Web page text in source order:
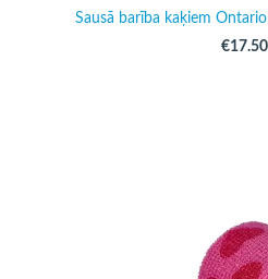
Sausā barība kaķiem
€17.50